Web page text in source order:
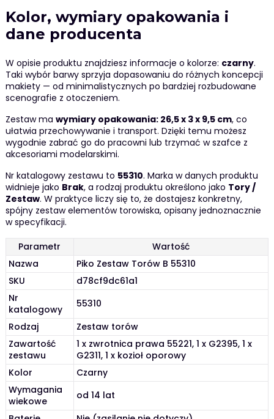
Kolor, wymiary opakowania i
dane producenta
W opisie produktu znajdziesz informacje o kolorze: czarny.
Taki wybór barwy sprzyja dopasowaniu do różnych koncepcji
makiety — od minimalistycznych po bardziej rozbudowane
scenografie z otoczeniem.
Zestaw ma wymiary opakowania: 26,5 x 3 x 9,5 cm, co
ułatwia przechowywanie i transport. Dzięki temu możesz
wygodnie zabrać go do pracowni lub trzymać w szafce z
akcesoriami modelarskimi.
Nr katalogowy zestawu to 55310. Marka w danych produktu
widnieje jako Brak, a rodzaj produktu określono jako Tory /
Zestaw. W praktyce liczy się to, że dostajesz konkretny,
spójny zestaw elementów torowiska, opisany jednoznacznie
w specyfikacji.
Parametr
Wartość
Nazwa
Piko Zestaw Torów B 55310
SKU
d78cf9dc61a1
Nr
katalogowy
55310
Rodzaj
Zestaw torów
Zawartość
zestawu
1 x zwrotnica prawa 55221, 1 x G2395, 1 x
G2311, 1 x kozioł oporowy
Kolor
Czarny
Wymagania
wiekowe
od 14 lat